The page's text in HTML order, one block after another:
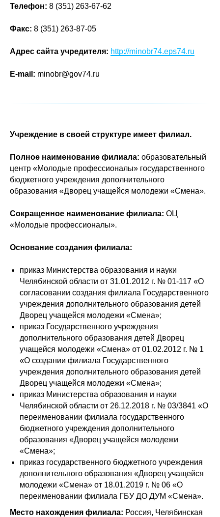
Телефон: 8 (351) 263-67-62
Факс: 8 (351) 263-87-05
Адрес сайта учредителя: http://minobr74.eps74.ru
Е-mail: minobr@gov74.ru
Учреждение в своей структуре имеет филиал.
Полное наименование филиала: образовательный
центр «Молодые профессионалы» государственного
бюджетного учреждения дополнительного
образования «Дворец учащейся молодежи «Смена».
Сокращенное наименование филиала: ОЦ
«Молодые профессионалы».
Основание создания филиала:
приказ Министерства образования и науки
Челябинской области от 31.01.2012 г. № 01-117 «О
согласовании создания филиала Государственного
учреждения дополнительного образования детей
Дворец учащейся молодежи «Смена»;
приказ Государственного учреждения
дополнительного образования детей Дворец
учащейся молодежи «Смена» от 01.02.2012 г. № 1
«О создании филиала Государственного
учреждения дополнительного образования детей
Дворец учащейся молодежи «Смена»;
приказ Министерства образования и науки
Челябинской области от 26.12.2018 г. № 03/3841 «О
переименовании филиала государственного
бюджетного учреждения дополнительного
образования «Дворец учащейся молодежи
«Смена»;
приказ государственного бюджетного учреждения
дополнительного образования «Дворец учащейся
молодежи «Смена» от 18.01.2019 г. № 06 «О
переименовании филиала ГБУ ДО ДУМ «Смена».
Место нахождения филиала: Россия, Челябинская